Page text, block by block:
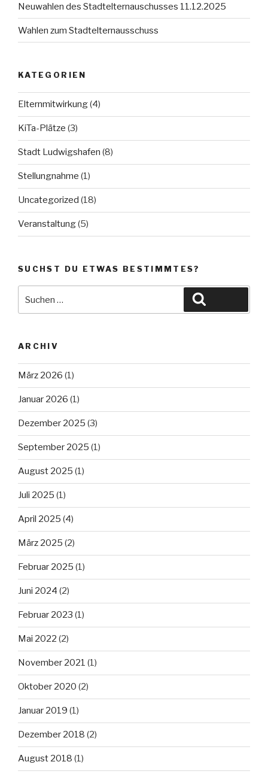
Neuwahlen des Stadtelternauschusses 11.12.2025
Wahlen zum Stadtelternausschuss
KATEGORIEN
Elternmitwirkung(4)
KiTa-Plätze (3)
Stadt Ludwigshafen (8)
Stellungnahme (1)
Uncategorized (18)
Veranstaltung(5)
SUCHST DU ETWAS BESTIMMTES?
nach:
ARCHIV
März 2026 (1)
Januar 2026 (1)
Dezember 2025 (3)
September 2025 (1)
August 2025 (1)
Juli 2025 (1)
April 2025 (4)
März 2025 (2)
Februar 2025 (1)
Juni 2024 (2)
Februar 2023 (1)
Mai 2022 (2)
November 2021 (1)
Oktober 2020 (2)
Januar 2019 (1)
Dezember 2018 (2)
August 2018 (1)